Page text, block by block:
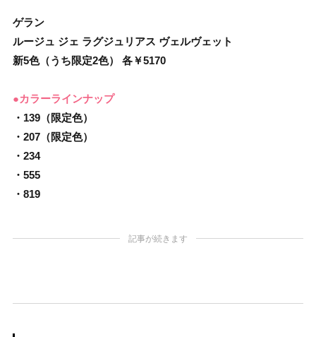
ゲラン
ルージュ ジェ ラグジュリアス ヴェルヴェット
新5色（うち限定2色） 各￥5170
●カラーラインナップ
・139（限定色）
・207（限定色）
・234
・555
・819
記事が続きます